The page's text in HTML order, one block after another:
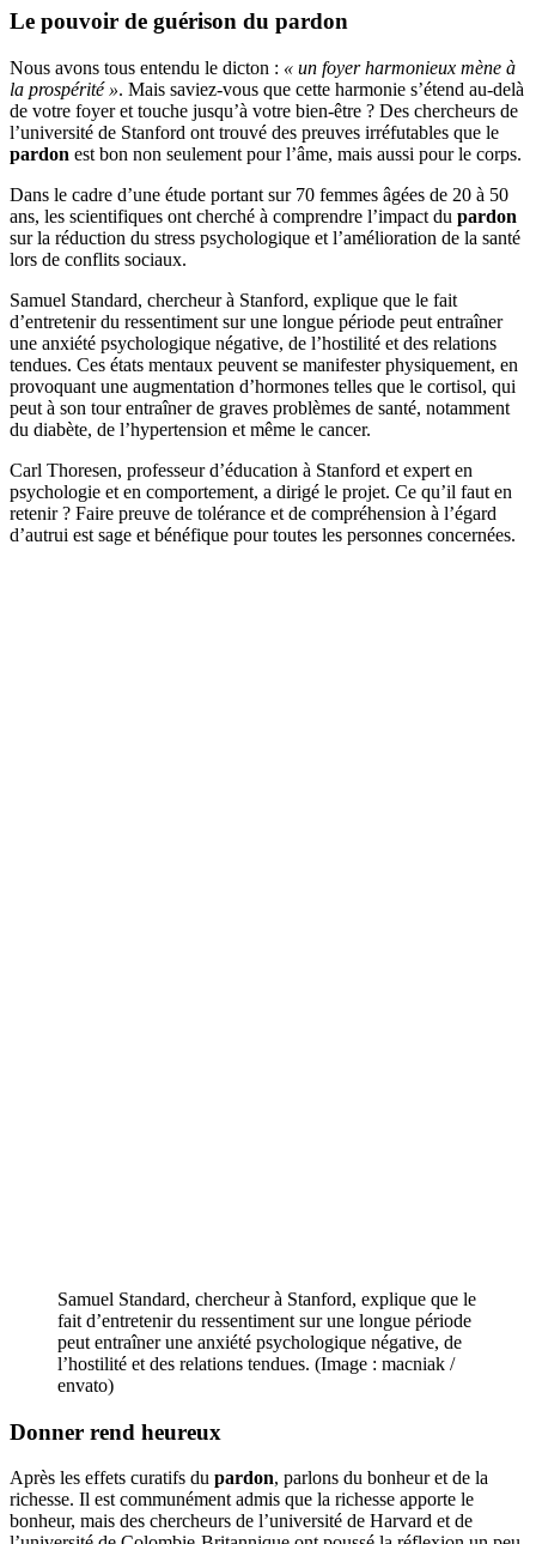
Le pouvoir de guérison du pardon
Nous avons tous entendu le dicton : « un foyer harmonieux mène à
la prospérité ». Mais saviez-vous que cette harmonie s’étend au-delà
de votre foyer et touche jusqu’à votre bien-être ? Des chercheurs de
l’université de Stanford ont trouvé des preuves irréfutables que le
pardon est bon non seulement pour l’âme, mais aussi pour le corps.
Dans le cadre d’une étude portant sur 70 femmes âgées de 20 à 50
ans, les scientifiques ont cherché à comprendre l’impact du pardon
sur la réduction du stress psychologique et l’amélioration de la santé
lors de conflits sociaux.
Samuel Standard, chercheur à Stanford, explique que le fait
d’entretenir du ressentiment sur une longue période peut entraîner
une anxiété psychologique négative, de l’hostilité et des relations
tendues. Ces états mentaux peuvent se manifester physiquement, en
provoquant une augmentation d’hormones telles que le cortisol, qui
peut à son tour entraîner de graves problèmes de santé, notamment
du diabète, de l’hypertension et même le cancer.
Carl Thoresen, professeur d’éducation à Stanford et expert en
psychologie et en comportement, a dirigé le projet. Ce qu’il faut en
retenir ? Faire preuve de tolérance et de compréhension à l’égard
d’autrui est sage et bénéfique pour toutes les personnes concernées.
Samuel Standard, chercheur à Stanford, explique que le
fait d’entretenir du ressentiment sur une longue période
peut entraîner une anxiété psychologique négative, de
l’hostilité et des relations tendues. (Image : macniak /
envato)
Donner rend heureux
Après les effets curatifs du pardon, parlons du bonheur et de la
richesse. Il est communément admis que la richesse apporte le
bonheur, mais des chercheurs de l’université de Harvard et de